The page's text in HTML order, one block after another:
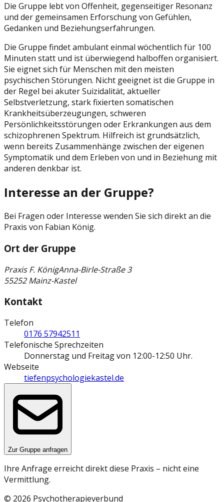
Die Gruppe lebt von Offenheit, gegenseitiger Resonanz
und der gemeinsamen Erforschung von Gefühlen,
Gedanken und Beziehungserfahrungen.
Die Gruppe findet ambulant einmal wöchentlich für 100
Minuten statt und ist überwiegend halboffen organisiert.
Sie eignet sich für Menschen mit den meisten
psychischen Störungen. Nicht geeignet ist die Gruppe in
der Regel bei akuter Suizidalität, aktueller
Selbstverletzung, stark fixierten somatischen
Krankheitsüberzeugungen, schweren
Persönlichkeitsstörungen oder Erkrankungen aus dem
schizophrenen Spektrum. Hilfreich ist grundsätzlich,
wenn bereits Zusammenhänge zwischen der eigenen
Symptomatik und dem Erleben von und in Beziehung mit
anderen denkbar ist.
Interesse an der Gruppe?
Bei Fragen oder Interesse wenden Sie sich direkt an die
Praxis von Fabian König.
Ort der Gruppe
Praxis F. KönigAnna-Birle-Straße 3
55252 Mainz-Kastel
Kontakt
Telefon
0176 57942511
Telefonische Sprechzeiten
Donnerstag und Freitag von 12:00-12:50 Uhr.
Webseite
tiefenpsychologiekastel.de
Zur Gruppe anfragen
Ihre Anfrage erreicht direkt diese Praxis – nicht eine
Vermittlung.
© 2026 Psychotherapieverbund